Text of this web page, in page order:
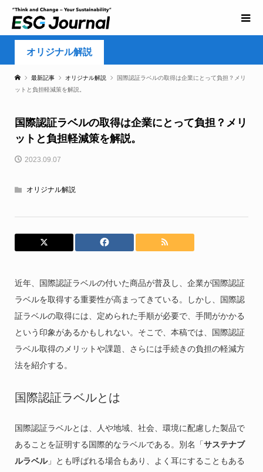
オリジナル解説
最新記事 オリジナル解説
国際認証ラベルの取得は企業にとって負担？メリ
ットと負担軽減策を解説。
国際認証ラベルの取得は企業にとって負担？メリ
ットと負担軽減策を解説。
2023.09.07
オリジナル解説
近年、国際認証ラベルの付いた商品が普及し、企業が国際認証
ラベルを取得する重要性が高まってきている。しかし、国際認
証ラベルの取得には、定められた手順が必要で、手間がかかる
という印象があるかもしれない。そこで、本稿では、国際認証
ラベル取得のメリットや課題、さらには手続きの負担の軽減方
法を紹介する。
国際認証ラベルとは
国際認証ラベルとは、人や地域、社会、環境に配慮した製品で
あることを証明する国際的なラベルである。別名「サステナブ
ルラベル」とも呼ばれる場合もあり、よく耳にすることもある